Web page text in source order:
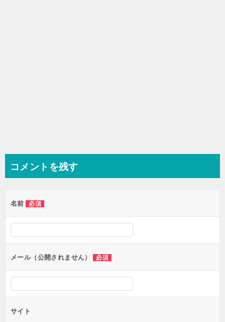
コメントを残す
名前 必須
メール（公開されません） 必須
サイト